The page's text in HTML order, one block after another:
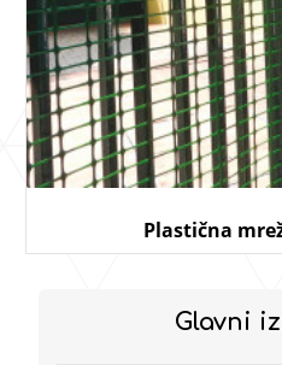
Plastična
Glavni